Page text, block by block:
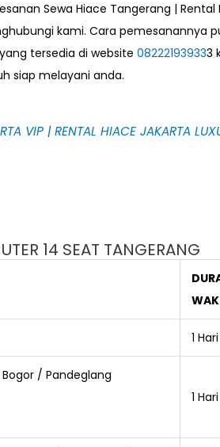
Sewa Hiace Tangerang |
kami. Cara pemesanannya
tersedia di website 082221939333
siap melayani anda.
VIP | RENTAL HIACE JAKARTA
14 SEAT TANGERANG
1 Hari
/ Pandeglang
1 Hari